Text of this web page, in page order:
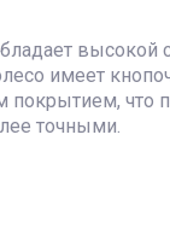
высокой
имеет
что
точными.